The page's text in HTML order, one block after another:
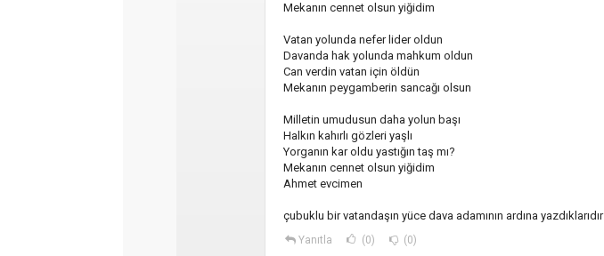
Mekanın cennet olsun yiğidim
Vatan yolunda nefer lider oldun
Davanda hak yolunda mahkum oldun
Can verdin vatan için öldün
Mekanın peygamberin sancağı olsun
Milletin umudusun daha yolun başı
Halkın kahırlı gözleri yaşlı
Yorganın kar oldu yastığın taş mı?
Mekanın cennet olsun yiğidim
Ahmet evcimen
çubuklu bir vatandaşın yüce dava adamının ardına yazdıklarıdır
Yanıtla (0) (0)